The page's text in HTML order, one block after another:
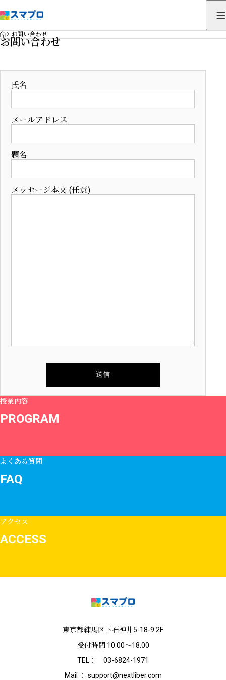
HOME
お問い合わせ
お問い合わせ
氏名
メールアドレス
題名
メッセージ本文 (任意)
授業内容
PROGRAM
よくある質問
FAQ
アクセス
ACCESS
東京都練馬区下石神井5-18-9 2F
受付時間 10:00〜18:00
TEL： 03-6824-1971
Mail ： support@nextliber.com